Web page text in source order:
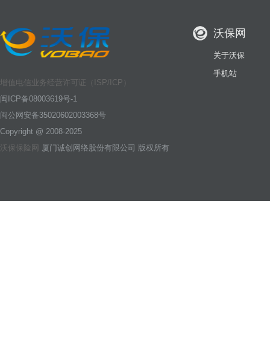
增值电信业务经营许可证（ISP/ICP）
闽ICP备08003619号-1
闽公网安备35020602003368号
Copyright @ 2008-2025
沃保保险网 厦门诚创网络股份有限公司 版权所有
沃保网
关于沃保
手机站